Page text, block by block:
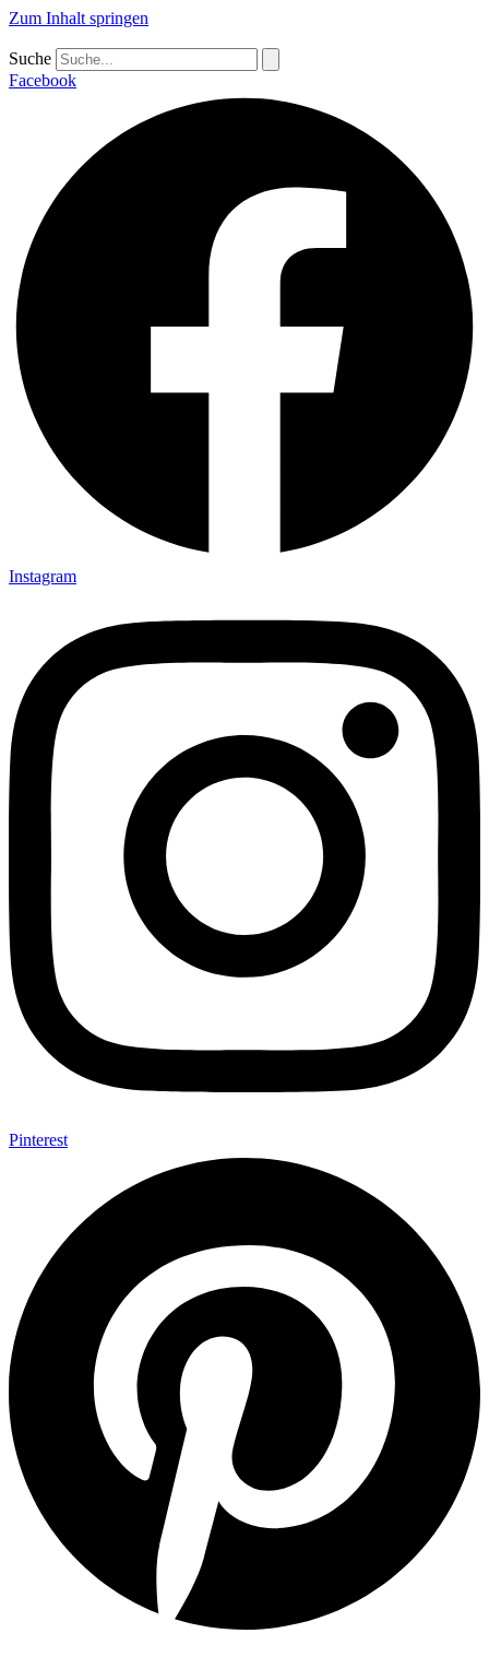
Zum Inhalt springen
Suche
Facebook
Instagram
Pinterest